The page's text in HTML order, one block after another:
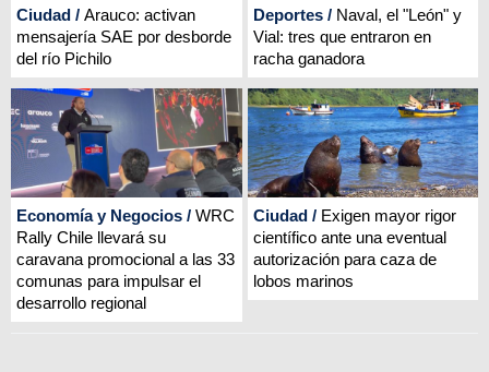
Ciudad / Arauco: activan
mensajería SAE por desborde
del río Pichilo
Deportes/ Naval, el "León" y
Vial: tres que entraron en
racha ganadora
Economía y Negocios / WRC
Rally Chile llevará su
caravana promocional a las 33
comunas para impulsar el
desarrollo regional
Ciudad/ Exigen mayor rigor
científico ante una eventual
autorización para caza de
lobos marinos